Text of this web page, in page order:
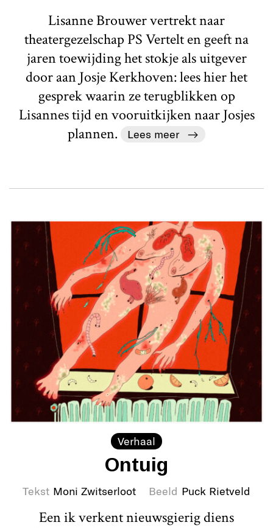
Lisanne Brouwer vertrekt naar
theatergezelschap PS Vertelt en geeft na
jaren toewijding het stokje als uitgever
door aan Josje Kerkhoven: lees hier het
gesprek waarin ze terugblikken op
Lisannes tijd en vooruitkijken naar Josjes
plannen.
Lees meer
Verhaal
Ontuig
Tekst Moni Zwitserloot Beeld Puck Rietveld
Een ik verkent nieuwsgierig diens